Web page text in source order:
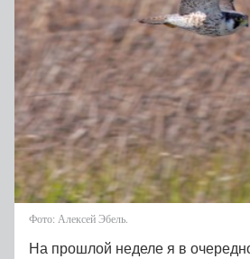
Фото: Алексей Эбель.
На прошлой неделе я в